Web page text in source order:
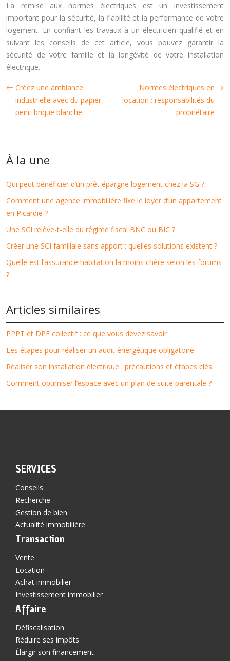
La remise aux normes électriques est un investissement
important pour la sécurité, la fiabilité et la performance de votre
logement. En confiant les travaux à un électricien qualifié et en
suivant les conseils de cet article, vous pouvez garantir la
sécurité de votre famille et la longévité de votre installation
électrique.
Créez une ambiance
industrielle avec du papier
peint brique blanche
Normes électriques en
location : responsabilités du
propriétaire
À la une
Qui peut bénéficier d’un prêt épargne logement chez la SG ?
Comment une agence immobilière fixe le loyer d’un appartement
en Picardie ?
Une SCI relève-t-elle du régime fiscal BNC ou BIC ?
Créer une SCI familiale sans apport : quelles solutions existent ?
Quelle est l’assurance habitation la moins chère selon les forums
?
Articles similaires
PPPT et DPE collectif : ce que vous devez savoir
Les étapes pour réaliser un audit énergétique obligatoire
Réaliser son installation électrique : précautions et étapes clés
Comment optimiser l’espace avec un plan de suite parentale ?
SERVICES
Conseils
Recherche
Gestion de bien
Actualité immobilière
Transaction
Vente
Location
Achat immobilier
Investissement immobilier
Affaire
Défiscalisation
Réduire ses impôts
Élargir son financement